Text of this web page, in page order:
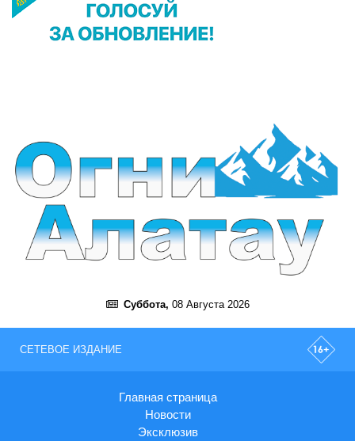
Суббота, 08 Августа 2026
СЕТЕВОЕ ИЗДАНИЕ
Главная страница
Новости
Эксклюзив